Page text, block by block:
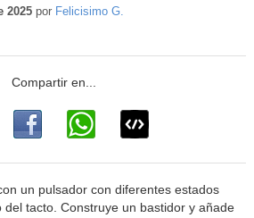
educativo
2025por Felicisimo G.
un pulsador con diferentes estados
del tacto. Construye un bastidor y añade